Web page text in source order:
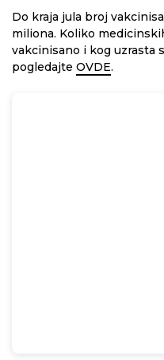
Do kraja jula broj
miliona. Koliko
vakcinisano i kog uzrasta
pogledajte OVDE.